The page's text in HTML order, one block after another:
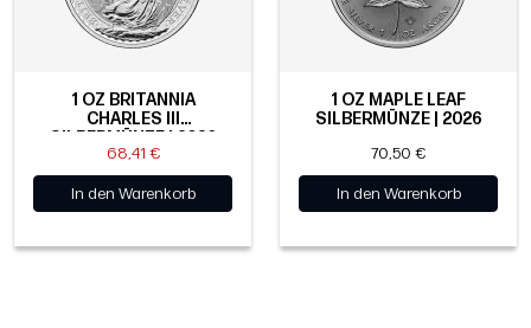
1 OZ BRITANNIA
CHARLES III
SILBERMÜNZE | 2026
68,41 €
In den Warenkorb
1 OZ MAPLE LEAF
SILBERMÜNZE | 2026
70,50 €
In den Warenkorb